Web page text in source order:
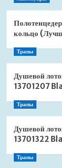
кольцо
Трапы
Душевой
13701207
Трапы
Душевой
13701322
Трапы